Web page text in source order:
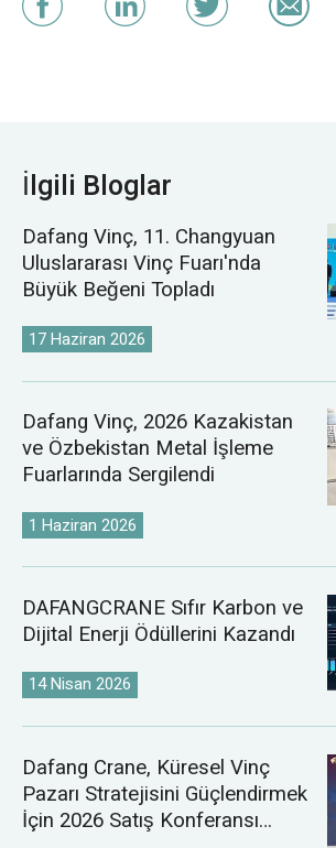
İlgili Bloglar
Dafang Vinç, 11. Changyuan
Uluslararası Vinç Fuarı'nda
Büyük Beğeni Topladı
17 Haziran 2026
Dafang Vinç, 2026 Kazakistan
ve Özbekistan Metal İşleme
Fuarlarında Sergilendi
1 Haziran 2026
DAFANGCRANE Sıfır Karbon ve
Dijital Enerji Ödüllerini Kazandı
14 Nisan 2026
Dafang Crane, Küresel Vinç
Pazarı Stratejisini Güçlendirmek
İçin 2026 Satış Konferansı